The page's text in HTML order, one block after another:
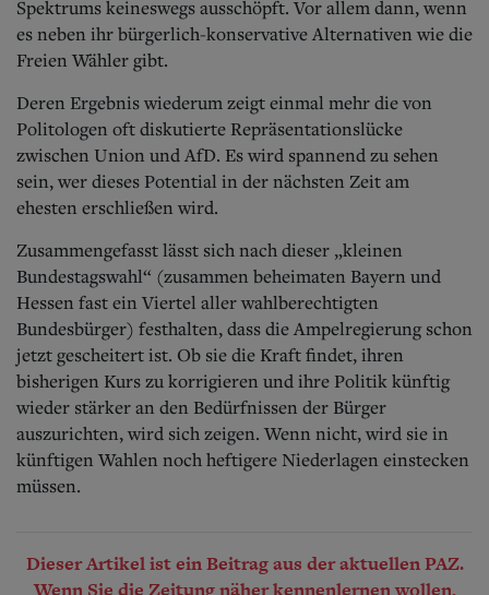
Spektrums keineswegs ausschöpft. Vor allem dann, wenn
es neben ihr bürgerlich-konservative Alternativen wie die
Freien Wähler gibt.
Deren Ergebnis wiederum zeigt einmal mehr die von
Politologen oft diskutierte Repräsentationslücke
zwischen Union und AfD. Es wird spannend zu sehen
sein, wer dieses Potential in der nächsten Zeit am
ehesten erschließen wird.
Zusammengefasst lässt sich nach dieser „kleinen
Bundestagswahl“ (zusammen beheimaten Bayern und
Hessen fast ein Viertel aller wahlberechtigten
Bundesbürger) festhalten, dass die Ampelregierung schon
jetzt gescheitert ist. Ob sie die Kraft findet, ihren
bisherigen Kurs zu korrigieren und ihre Politik künftig
wieder stärker an den Bedürfnissen der Bürger
auszurichten, wird sich zeigen. Wenn nicht, wird sie in
künftigen Wahlen noch heftigere Niederlagen einstecken
müssen.
Dieser Artikel ist ein Beitrag aus der aktuellen PAZ.
Wenn Sie die Zeitung näher kennenlernen wollen,